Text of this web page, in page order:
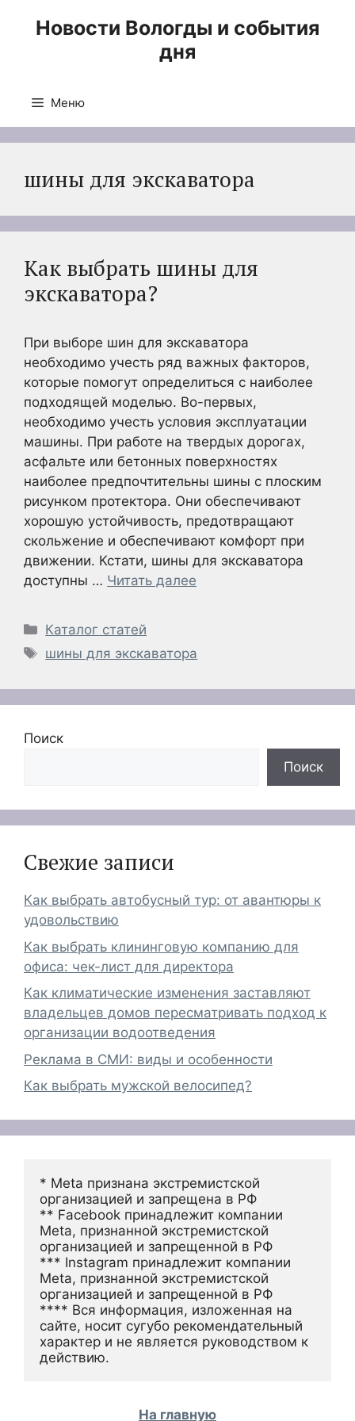
Новости Вологды и события
дня
Меню
шины для экскаватора
Как выбрать шины для
экскаватора?
При выборе шин для экскаватора
необходимо учесть ряд важных факторов,
которые помогут определиться с наиболее
подходящей моделью. Во-первых,
необходимо учесть условия эксплуатации
машины. При работе на твердых дорогах,
асфальте или бетонных поверхностях
наиболее предпочтительны шины с плоским
рисунком протектора. Они обеспечивают
хорошую устойчивость, предотвращают
скольжение и обеспечивают комфорт при
движении. Кстати, шины для экскаватора
доступны … Читать далее
Рубрики
Каталог статей
Метки
шины для экскаватора
Поиск
Поиск
Свежие записи
Как выбрать автобусный тур: от авантюры к
удовольствию
Как выбрать клининговую компанию для
офиса: чек-лист для директора
Как климатические изменения заставляют
владельцев домов пересматривать подход к
организации водоотведения
Реклама в СМИ: виды и особенности
Как выбрать мужской велосипед?
* Meta признана экстремистской
организацией и запрещена в РФ
** Facebook принадлежит компании
Meta, признанной экстремистской
организацией и запрещенной в РФ
*** Instagram принадлежит компании
Meta, признанной экстремистской
организацией и запрещенной в РФ
**** Вся информация, изложенная на
сайте, носит сугубо рекомендательный
характер и не является руководством к
действию.
На главную